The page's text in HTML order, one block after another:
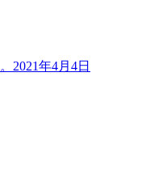
2021年4月4日